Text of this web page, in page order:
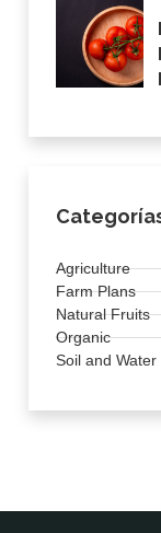
Agriculture
Farm Plans
Natural Fruits
Organic
Soil and Water